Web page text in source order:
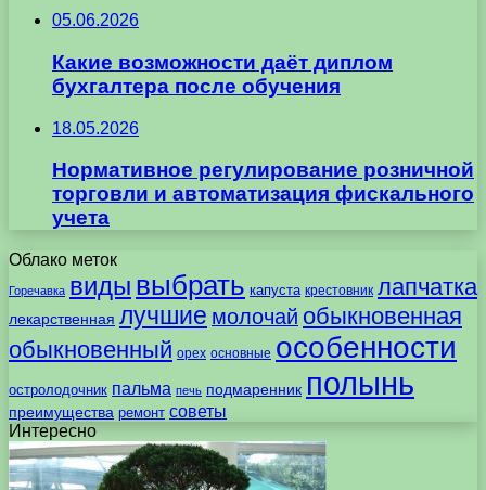
05.06.2026
Какие возможности даёт диплом
бухгалтера после обучения
18.05.2026
Нормативное регулирование розничной
торговли и автоматизация фискального
учета
Облако меток
Горечавка виды выбрать капуста крестовник лапчатка
лекарственная лучшие молочай обыкновенная
обыкновенный орех основные особенности
остролодочник пальма печь подмаренник полынь
преимущества ремонт советы
Интересно